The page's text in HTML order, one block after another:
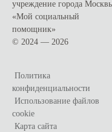
учреждение города
«Мой социальный
помощник»
© 2024 — 2026
Политика
конфиденциальности
Использование файлов
cookie
Карта сайта